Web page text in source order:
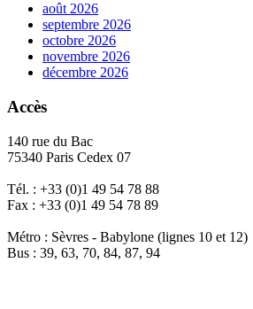
août 2026
septembre 2026
octobre 2026
novembre 2026
décembre 2026
Accès
140 rue du Bac
75340 Paris Cedex 07
Tél. : +33 (0)1 49 54 78 88
Fax : +33 (0)1 49 54 78 89
Métro : Sèvres - Babylone (lignes 10 et 12)
Bus : 39, 63, 70, 84, 87, 94